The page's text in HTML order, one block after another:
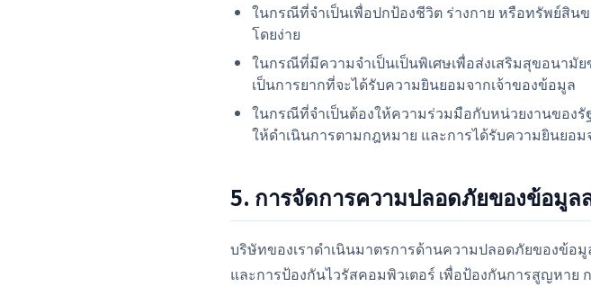
ในกรณีที่จำเป็นเพื่อปกป้องชีวิต ร่างกาย หรือทรัพย์สิ
โดยง่าย
ในกรณีที่มีความจำเป็นเป็นพิเศษเพื่อส่งเสริมสุขอนามั
เป็นการยากที่จะได้รับความยินยอมจากเจ้าของข้อมูล
ในกรณีที่จำเป็นต้องให้ความร่วมมือกับหน่วยงานของ
ให้ดำเนินการตามกฎหมาย และการได้รับความยินยอ
5. การจัดการความปลอดภัยของข้อมู
บริษัทของเราดำเนินมาตรการด้านความปลอดภัยของข้อ
และการป้องกันไวรัสคอมพิวเตอร์ เพื่อป้องกันการสูญหา